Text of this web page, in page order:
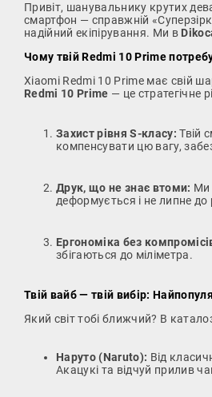
Привіт, шанувальнику крутих
смартфон — справжній
надійний екіпірування. Ми в
Чому твій Redmi 10 Prime
Xiaomi Redmi 10 Prime має свій
Redmi 10 Prime — це стратегічне
Захист рівня S-класу: Твій
компенсувати цю вагу,
Друк, що не знає втоми: Ми
деформується і не липне до
Ергономіка без
збігаються до міліметра.
Твій вайб — твій вибір:
Який світ тобі ближчий? В
Наруто (Naruto): Від
Акацукі та відчуй прилив